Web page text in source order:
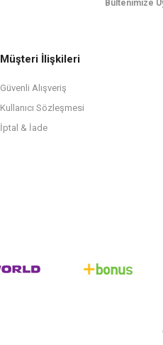
Bültenimize
Müşteri İlişkileri
Güvenli Alışveriş
Kullanıcı Sözleşmesi
İptal & İade